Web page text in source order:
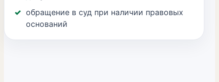
обращение в суд при наличии правовых
оснований